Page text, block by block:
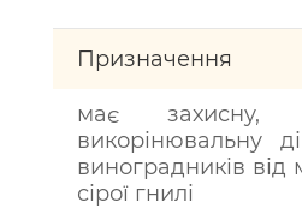
Призначення
має захисну,
викорінювальну
виноградників від
сірої гнилі